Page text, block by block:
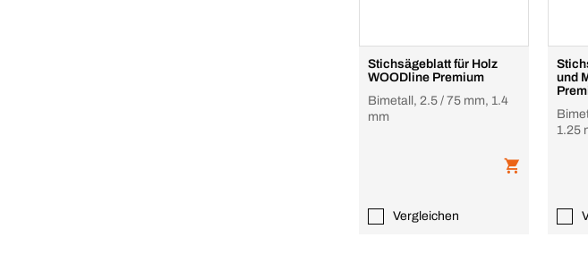
Stichsägeblatt für Holz
WOODline Premium
Bimetall, 2.5 / 75 mm, 1.4
mm
Vergleichen
und
1.25